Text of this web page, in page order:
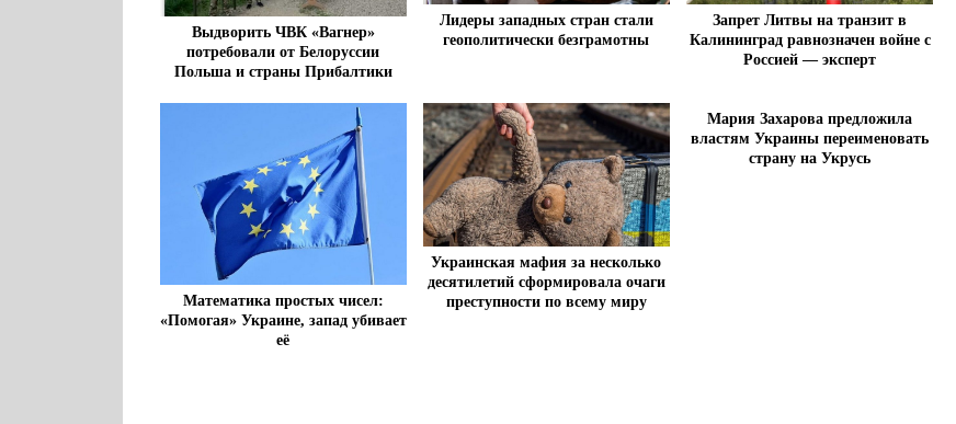
Выдворить ЧВК «Вагнер»
потребовали от Белоруссии
Польша и страны Прибалтики
Лидеры западных стран стали
геополитически безграмотны
Запрет Литвы на транзит в
Калининград равнозначен войне с
Россией — эксперт
Математика простых чисел:
«Помогая» Украине, запад убивает
её
Украинская мафия за несколько
десятилетий сформировала очаги
преступности по всему миру
Мария Захарова предложила
властям Украины переименовать
страну на Укрусь